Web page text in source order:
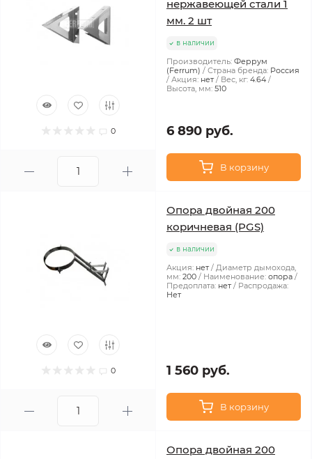
0
нержавеющей стали 1
мм. 2 шт
в наличии
Производитель: Феррум
(Ferrum)
Страна бренда: Россия
Акция: нет Вес, кг: 4.64
Высота, мм: 510
6 890 руб.
В корзину
0
Опора двойная 200
коричневая (PGS)
в наличии
Акция: нет
Диаметр дымохода,
мм: 200 Наименование: опора
Предоплата: нет
Распродажа:
Нет
1 560 руб.
В корзину
Опора двойная 200